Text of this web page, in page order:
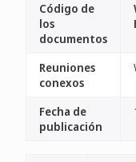
Código de
los
documentos
Reuniones
conexos
Fecha de
publicación